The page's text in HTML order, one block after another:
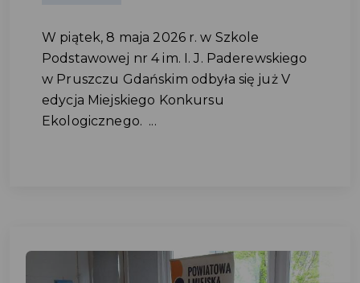
W piątek, 8 maja 2026 r. w Szkole
Podstawowej nr 4 im. I. J. Paderewskiego
w Pruszczu Gdańskim odbyła się już V
edycja Miejskiego Konkursu
Ekologicznego. ...